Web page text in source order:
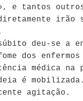
e tantos
irão
deu-se a
dos
médica na
é
agitação.